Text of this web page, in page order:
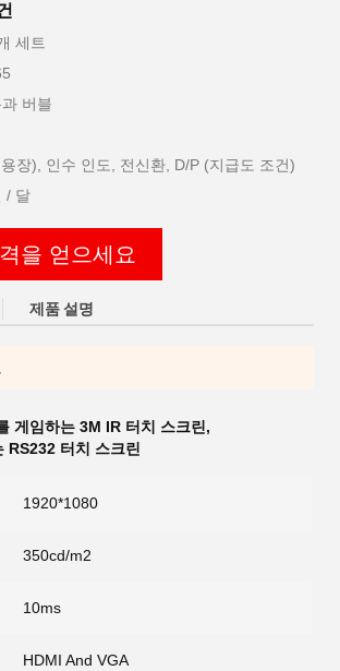
세트
버블
장), 인수 인도, 전신환, D/P (지급도 조건)
/ 달
을 얻으세요
제품 설명
게임하는 3M IR 터치 스크린 ,
RS232 터치 스크린
1920*1080
350cd/m2
10ms
HDMI And VGA